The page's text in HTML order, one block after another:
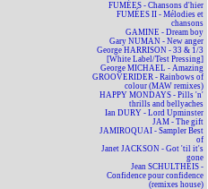
FUMÉES - Chansons d'hier
FUMÉES II - Mélodies et
chansons
GAMINE - Dream boy
Gary NUMAN - New anger
George HARRISON - 33 & 1/3
[White Label/Test Pressing]
George MICHAEL - Amazing
GROOVERIDER - Rainbows of
colour (MAW remixes)
HAPPY MONDAYS - Pills 'n'
thrills and bellyaches
Ian DURY - Lord Upminster
JAM - The gift
JAMIROQUAI - Sampler Best
of
Janet JACKSON - Got 'til it's
gone
Jean SCHULTHEIS -
Confidence pour confidence
(remixes house)